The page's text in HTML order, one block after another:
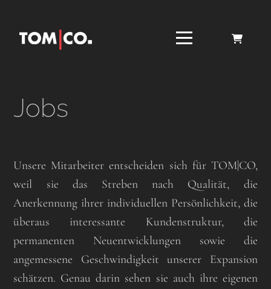
Jobs
Unsere Mitarbeiter entscheiden sich für TOM|CO,
weil sie das Streben nach Qualität, die
Anerkennung ihrer individuellen Persönlichkeit, die
überaus interessante Kundenstruktur, die
permanenten Neuentwicklungen sowie die
angemessene Geschwindigkeit unserer Expansion
schätzen. Genau darin sehen sie auch ihre eigenen